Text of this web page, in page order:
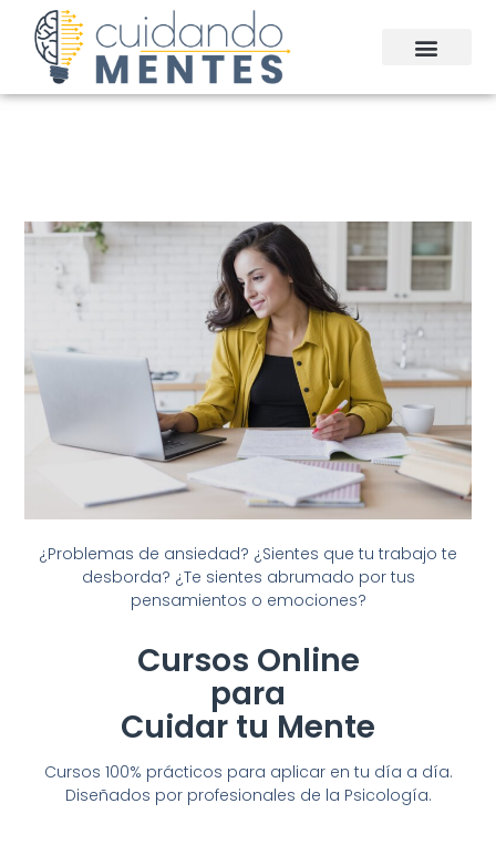
¿Problemas de ansiedad? ¿Sientes que tu trabajo te
desborda? ¿Te sientes abrumado por tus
pensamientos o emociones?
Cursos Online
para
Cuidar tu Mente
Cursos 100% prácticos para aplicar en tu día a día.
Diseñados por profesionales de la Psicología.